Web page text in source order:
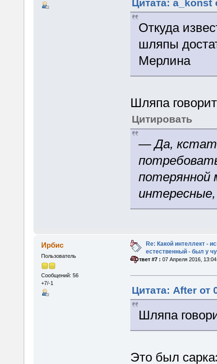
Цитата: a_konst
Откуда
шляпы
Мерлина
Шляпа
Цитировать
— Да,
потерянной
Ирбис
Пользователь
Сообщений: 56
+7/-1
Re: Какой интеллект -
естественный - был у
«Ответ #7 : 07 Апреля 2016,
Цитата: After от
Шляпа
Это был